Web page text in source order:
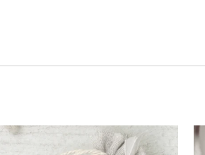
Dieses
Produkt